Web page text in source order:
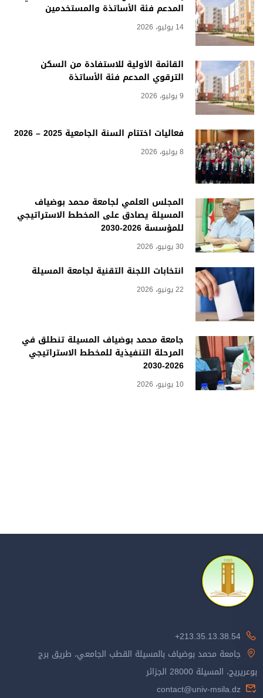
المدعم فئة الأساتذة والمستخدمين
14 يوليو، 2026
القائمة الأولية للاستفادة من السكن
الترقوي المدعم فئة الأساتذة
9 يوليو، 2026
فعاليات اختتام السنة الجامعية 2025 – 2026
8 يوليو، 2026
المجلس العلمي لجامعة محمد بوضياف
المسيلة يصادق على المخطط الاستراتيجي
للمؤسسة 2026-2030
30 يونيو، 2026
انتخابات اللجنة التقنية لجامعة المسيلة
22 يونيو، 2026
جامعة محمد بوضياف المسيلة تنطلق في
المرحلة التنفيذية للمخطط الاستراتيجي
2026-2030
10 يونيو، 2026
213.35.13.38.54+
جامعة محمد بوضياف بالمسيلة القطب الجامعي، طريق برج
بوعريريج، المسيلة 28000 الجزائر
contact@univ-msila.dz